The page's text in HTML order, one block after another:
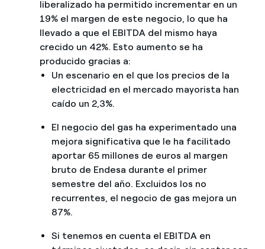
liberalizado ha permitido incrementar en un
19% el margen de este negocio, lo que ha
llevado a que el EBITDA del mismo haya
crecido un 42%. Esto aumento se ha
producido gracias a:
Un escenario en el que los precios de la
electricidad en el mercado mayorista han
caído un 2,3%.
El negocio del gas ha experimentado una
mejora significativa que le ha facilitado
aportar 65 millones de euros al margen
bruto de Endesa durante el primer
semestre del año. Excluidos los no
recurrentes, el negocio de gas mejora un
87%.
Si tenemos en cuenta el EBITDA en